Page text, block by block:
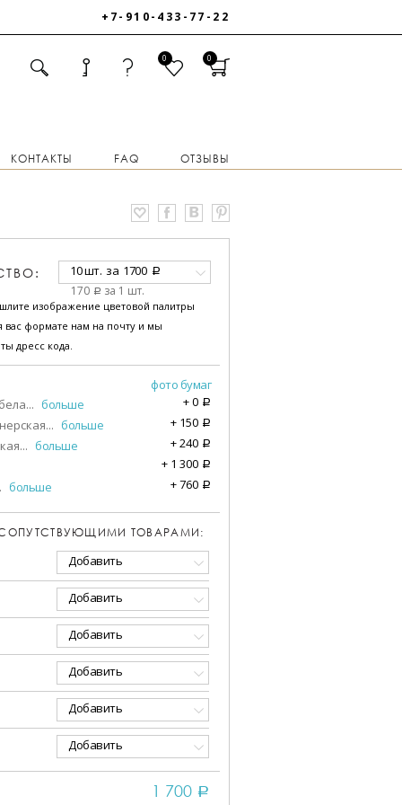
+7-910-433-77-22
0 0
КОНТАКТЫ FAQ ОТЗЫВЫ
10 шт. за 1700 a
170 a за 1 шт.
изображение цветовой палитры
вас формате нам на почту и мы
дресс кода.
фото бумаг
... больше +0 a
... больше + 150 a
... больше +240 a
+ 1 300 a
больше +760 a
ТОВАРАМИ:
Добавить
Добавить
Добавить
Добавить
Добавить
Добавить
1 700 a